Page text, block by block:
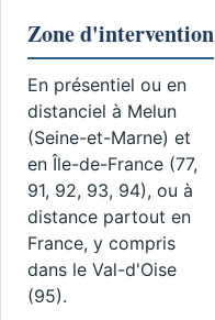
Zone d'intervention
En présentiel ou en
distanciel à Melun
(Seine-et-Marne) et
en Île-de-France (77,
91, 92, 93, 94), ou à
distance partout en
France, y compris
dans le Val-d'Oise
(95).